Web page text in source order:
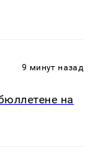
9 минут назад
на